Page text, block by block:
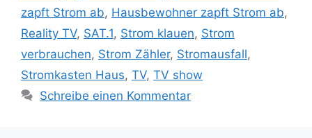
zapft Strom ab, Hausbewohner zapft Strom ab,
Reality TV, SAT.1, Strom klauen, Strom
verbrauchen, Strom Zähler, Stromausfall,
Stromkasten Haus, TV, TV show
Schreibe einen Kommentar